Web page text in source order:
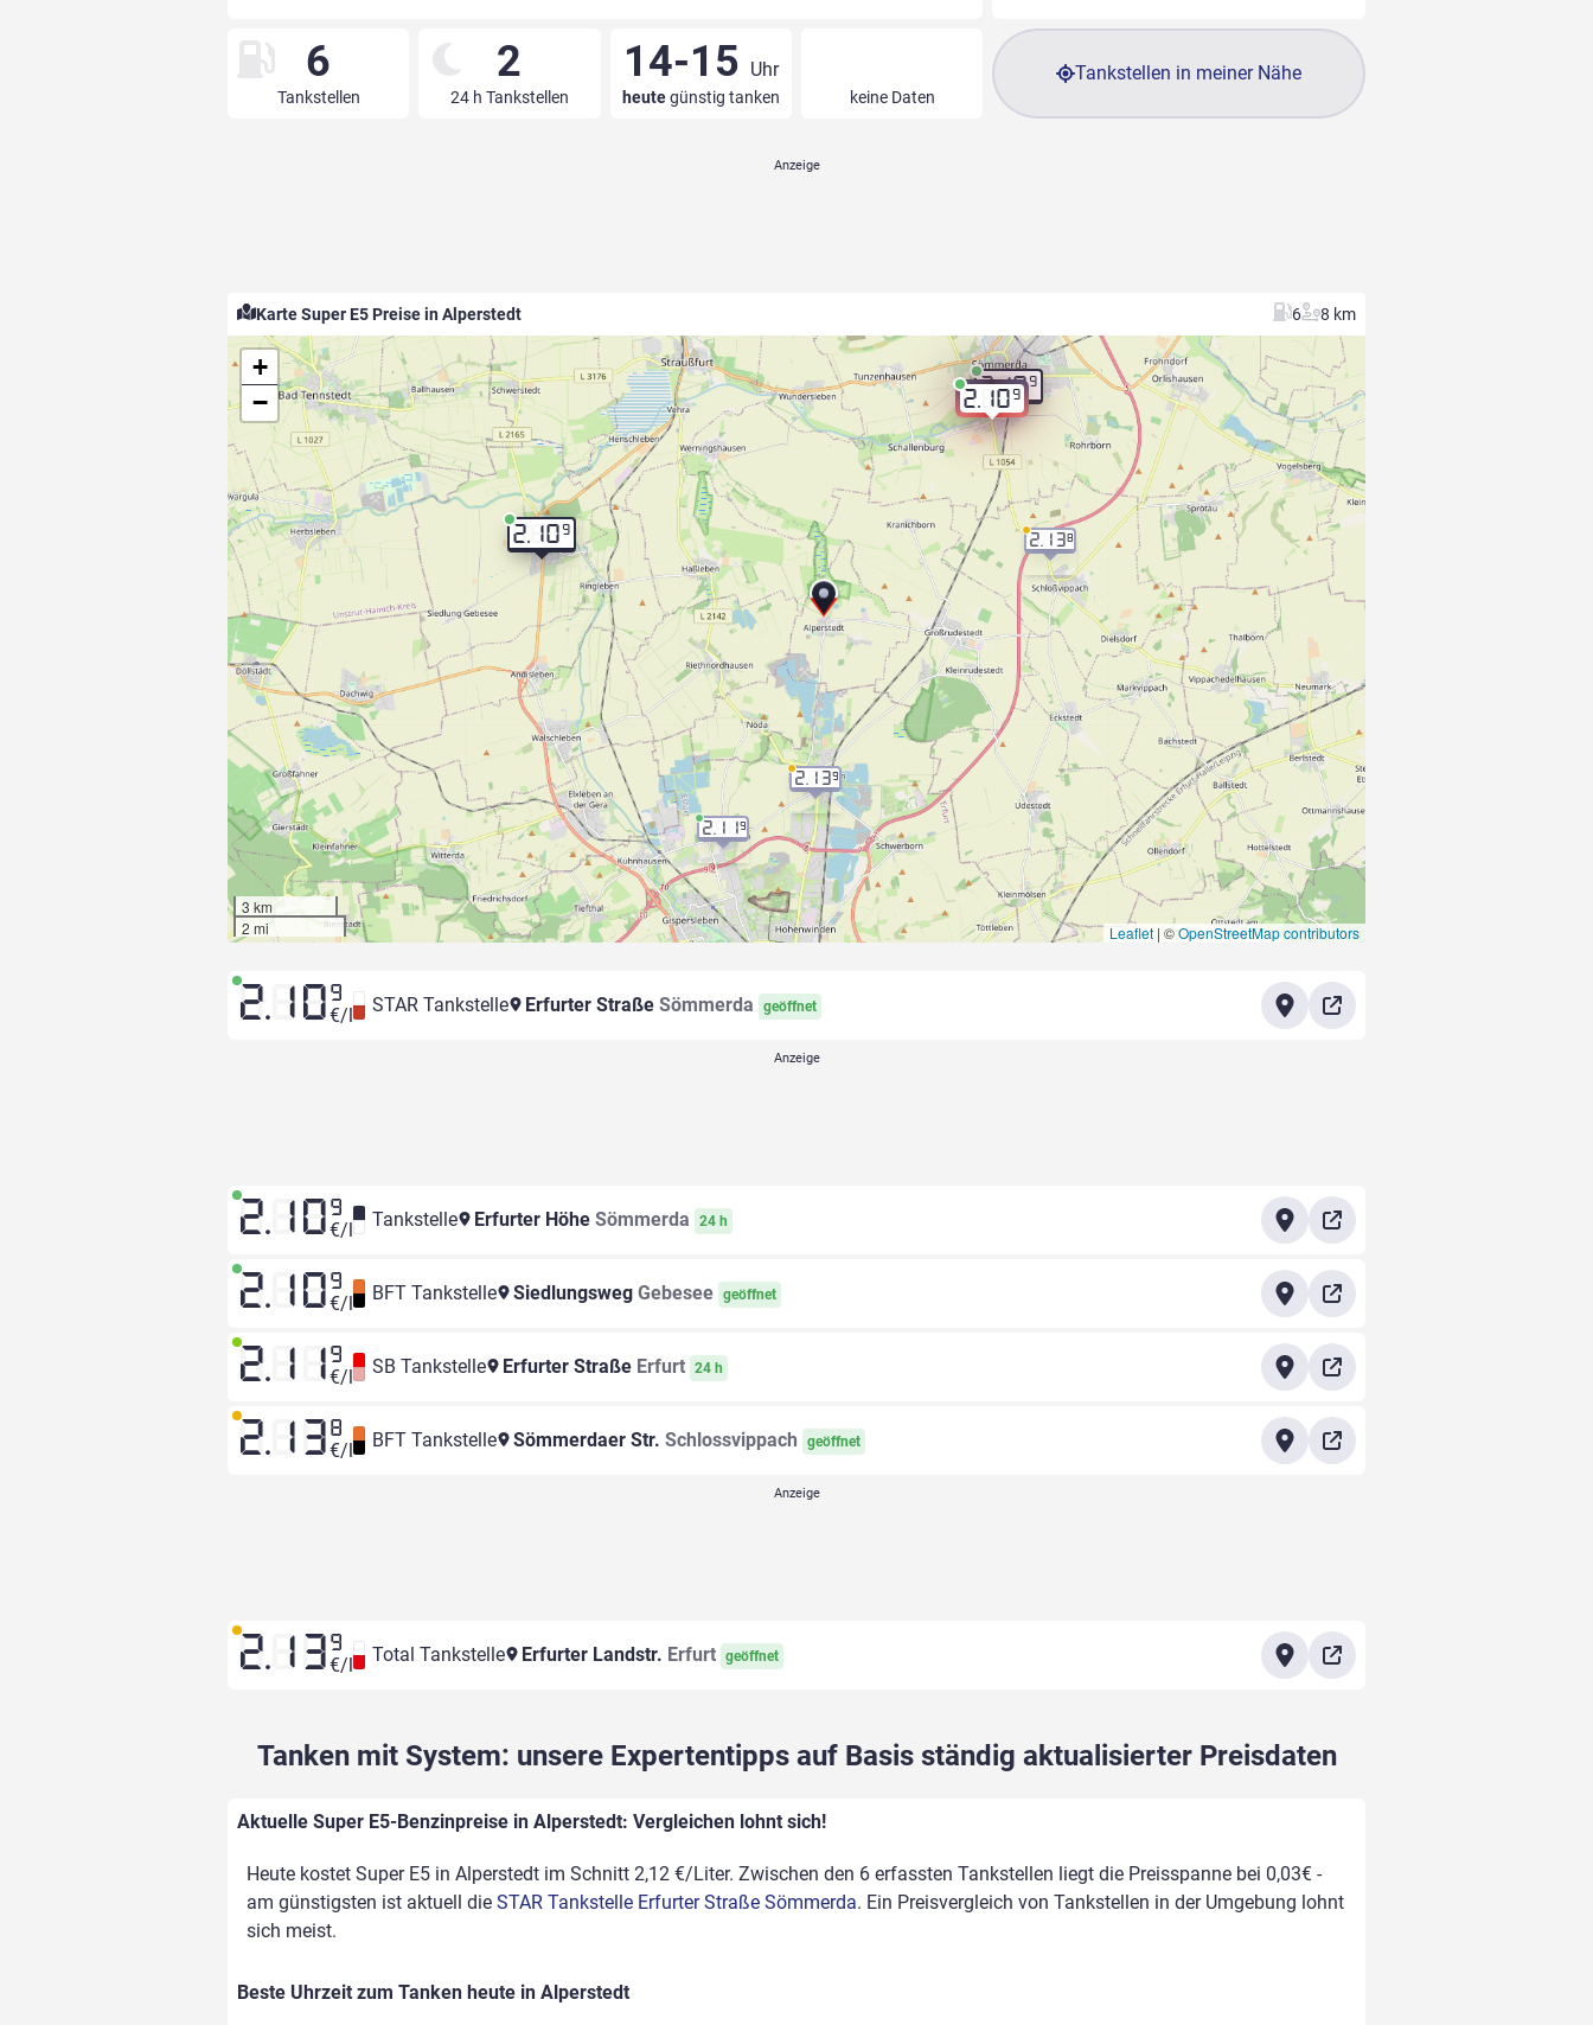
6
Tankstellen
2
24 h Tankstellen
14-15 Uhr
heutegünstig tanken keine Daten
Tankstellen in meiner Nähe
Karte Super E5 Preise in Alperstedt 6 8 km
2.109
2.109
2.109
2.138
2.139
2.119
+
−
3 km
2 mi
Leaflet | ©OpenStreetMap contributors
2.10 9
€/l STAR Tankstelle Erfurter Straße Sömmerda geöffnet
2.10 9
€/l Tankstelle Erfurter Höhe Sömmerda 24 h
2.10 9
€/l BFT Tankstelle Siedlungsweg Gebesee geöffnet
2.11 9
€/l SB Tankstelle Erfurter Straße Erfurt 24 h
2.13 8
€/l BFT Tankstelle Sömmerdaer Str. Schlossvippach geöffnet
2.13 9
€/l Total Tankstelle Erfurter Landstr. Erfurt geöffnet
Tanken mit System: unsere Expertentipps auf Basis ständig aktualisierter Preisdaten
Aktuelle Super E5-Benzinpreise in Alperstedt: Vergleichen lohnt sich!
Heute kostet Super E5 in Alperstedt im Schnitt 2,12 €/Liter. Zwischen den 6 erfassten Tankstellen liegt die Preisspanne bei 0,03€ -
am günstigsten ist aktuell die STAR Tankstelle Erfurter Straße Sömmerda. Ein Preisvergleich von Tankstellen in der Umgebung lohnt
sich meist.
Beste Uhrzeit zum Tanken heute in Alperstedt